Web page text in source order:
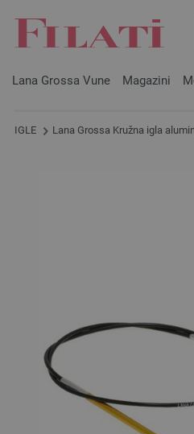
Lana Grossa Vune Magazini
IGLE Lana Grossa Kružna igla